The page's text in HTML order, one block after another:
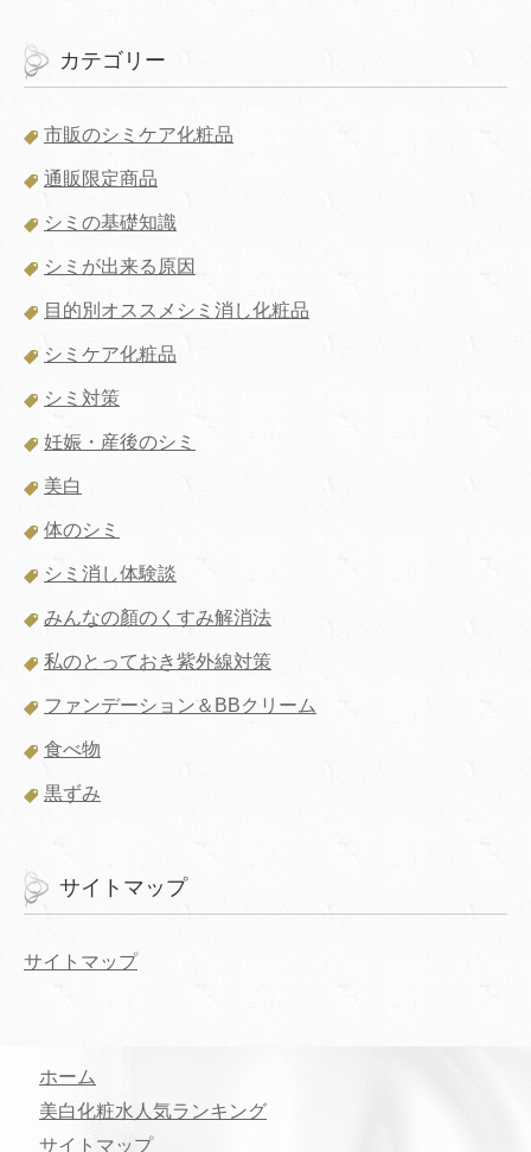
カテゴリー
市販のシミケア化粧品
通販限定商品
シミの基礎知識
シミが出来る原因
目的別オススメシミ消し化粧品
シミケア化粧品
シミ対策
妊娠・産後のシミ
美白
体のシミ
シミ消し体験談
みんなの顏のくすみ解消法
私のとっておき紫外線対策
ファンデーション＆BBクリーム
食べ物
黒ずみ
サイトマップ
サイトマップ
ホーム
美白化粧水人気ランキング
サイトマップ